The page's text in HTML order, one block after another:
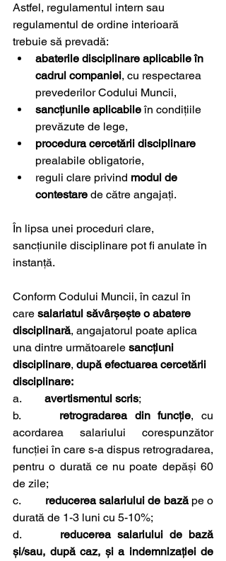
Astfel, regulamentul intern sau
regulamentul de ordine interioară
trebuie să prevadă:
abaterile disciplinare aplicabile în
cadrul companiei, cu respectarea
prevederilor Codului Muncii,
sancțiunile aplicabile în condițiile
prevăzute de lege,
procedura cercetării disciplinare
prealabile obligatorie,
reguli clare privind modul de
contestare de către angajați.
În lipsa unei proceduri clare,
sancțiunile disciplinare pot fi anulate în
instanță.
Conform Codului Muncii, în cazul în
care salariatul săvârșește o abatere
disciplinară, angajatorul poate aplica
una dintre următoarele sancțiuni
disciplinare, după efectuarea cercetării
disciplinare:
a. avertismentul scris;
b. retrogradarea din funcție, cu
acordarea salariului corespunzător
funcției în care s-a dispus retrogradarea,
pentru o durată ce nu poate depăși 60
de zile;
c. reducerea salariului de bază pe o
durată de 1-3 luni cu 5-10%;
d.
reducerea salariului de bază
și/sau, după caz, și a indemnizației de